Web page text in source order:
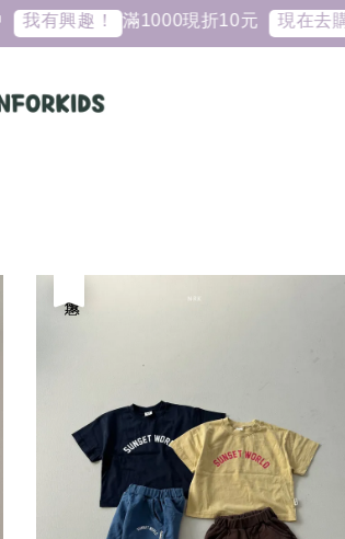
興趣！ 滿1000現折10元 現在去購物！